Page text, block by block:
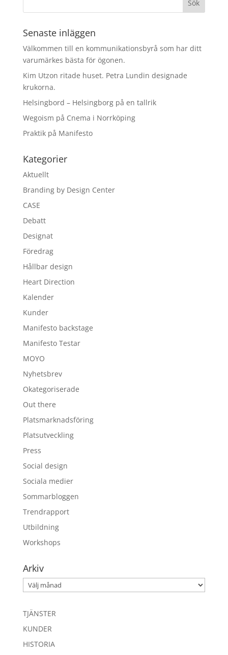
Senaste inläggen
Välkommen till en kommunikationsbyrå som har ditt
varumärkes bästa för ögonen.
Kim Utzon ritade huset. Petra Lundin designade
krukorna.
Helsingbord – Helsingborg på en tallrik
Wegoism på Cnema i Norrköping
Praktik på Manifesto
Kategorier
Aktuellt
Branding by Design Center
CASE
Debatt
Designat
Föredrag
Hållbar design
Heart Direction
Kalender
Kunder
Manifesto backstage
Manifesto Testar
MOYO
Nyhetsbrev
Okategoriserade
Out there
Platsmarknadsföring
Platsutveckling
Press
Social design
Sociala medier
Sommarbloggen
Trendrapport
Utbildning
Workshops
Arkiv
Arkiv
TJÄNSTER
KUNDER
HISTORIA